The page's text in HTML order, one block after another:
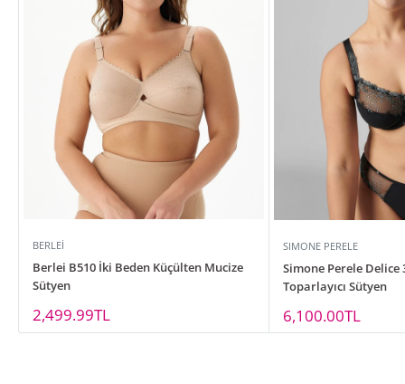
BERLEI
Berlei B510 İki Beden Küçülten Mucize
Sütyen
İndirimli
fiyat
2,499.99TL
SIMONE PERELE
Simone Perele Delice
Toparlayıcı Sütyen
İndirimli
fiyat
6,100.00TL